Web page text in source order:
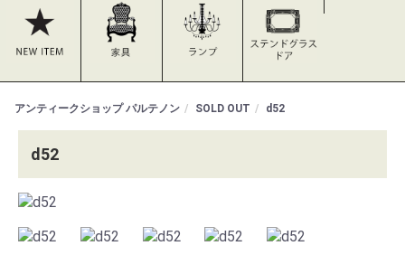
アンティークショップ パルテノン SOLD OUT d52
d52